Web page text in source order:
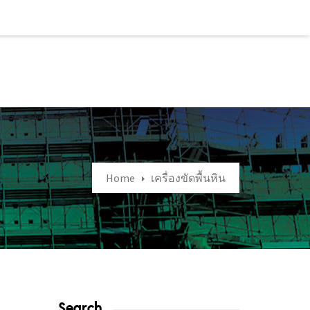
Home เครื่องขัดพื้นหิน